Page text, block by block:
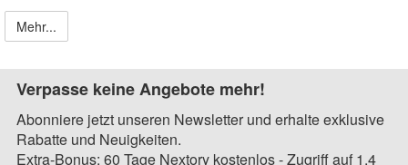
Mehr...
Verpasse keine Angebote mehr!
Abonniere jetzt unseren Newsletter und erhalte exklusive
Rabatte und Neuigkeiten.
Extra-Bonus: 60 Tage Nextory kostenlos - Zugriff auf 1,4